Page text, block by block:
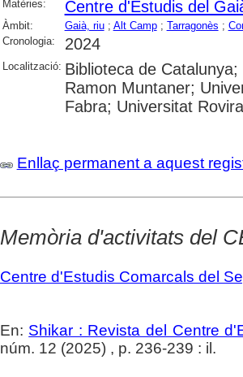
Matèries: Centre d'Estudis del
Àmbit: Gaià, riu; Alt Camp; Tarragonès ;
Cronologia:
2024
Localització: Biblioteca de
Ramon Muntaner;
Fabra; Universitat
Enllaç permanent a aquest
Memòria d'activitats del
Centre d'Estudis Comarcals del
En: Shikar : Revista del Centre
núm. 12 (2025) , p. 236-239 : il.